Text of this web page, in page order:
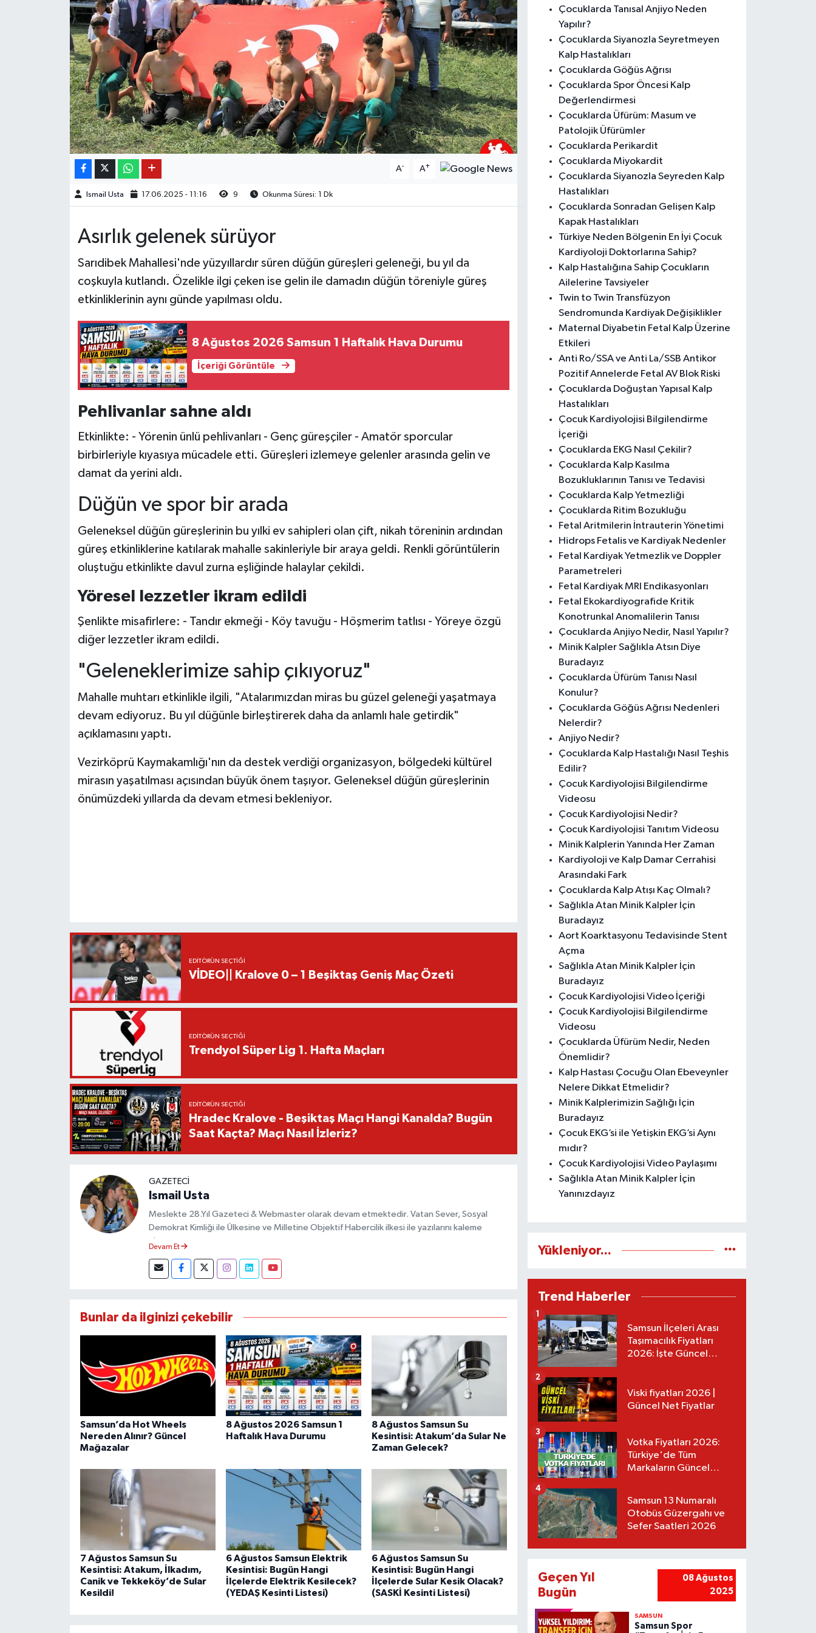
A- A+
Ismail Usta 17.06.2025 - 11:16 9 Okunma Süresi: 1 Dk
Asırlık gelenek sürüyor
Sarıdibek Mahallesi'nde yüzyıllardır süren düğün güreşleri geleneği, bu yıl da
coşkuyla kutlandı. Özelikle ilgi çeken ise gelin ile damadın düğün töreniyle güreş
etkinliklerinin aynı günde yapılması oldu.
8 Ağustos 2026 Samsun 1 Haftalık Hava Durumu
İçeriği Görüntüle
Pehlivanlar sahne aldı
Etkinlikte: - Yörenin ünlü pehlivanları - Genç güreşçiler - Amatör sporcular
birbirleriyle kıyasıya mücadele etti. Güreşleri izlemeye gelenler arasında gelin ve
damat da yerini aldı.
Düğün ve spor bir arada
Geleneksel düğün güreşlerinin bu yılki ev sahipleri olan çift, nikah töreninin ardından
güreş etkinliklerine katılarak mahalle sakinleriyle bir araya geldi. Renkli görüntülerin
oluştuğu etkinlikte davul zurna eşliğinde halaylar çekildi.
Yöresel lezzetler ikram edildi
Şenlikte misafirlere: - Tandır ekmeği - Köy tavuğu - Höşmerim tatlısı - Yöreye özgü
diğer lezzetler ikram edildi.
"Geleneklerimize sahip çıkıyoruz"
Mahalle muhtarı etkinlikle ilgili, "Atalarımızdan miras bu güzel geleneği yaşatmaya
devam ediyoruz. Bu yıl düğünle birleştirerek daha da anlamlı hale getirdik"
açıklamasını yaptı.
Vezirköprü Kaymakamlığı'nın da destek verdiği organizasyon, bölgedeki kültürel
mirasın yaşatılması açısından büyük önem taşıyor. Geleneksel düğün güreşlerinin
önümüzdeki yıllarda da devam etmesi bekleniyor.
EDITÖRÜN SEÇTIĞI
VİDEO|| Kralove 0 – 1 Beşiktaş Geniş Maç Özeti
EDITÖRÜN SEÇTIĞI
Trendyol Süper Lig 1. Hafta Maçları
EDITÖRÜN SEÇTIĞI
Hradec Kralove - Beşiktaş Maçı Hangi Kanalda? Bugün
Saat Kaçta? Maçı Nasıl İzleriz?
GAZETECI
Ismail Usta
Meslekte 28.Yıl Gazeteci & Webmaster olarak devam etmektedir. Vatan Sever, Sosyal
Demokrat Kimliği ile Ülkesine ve Milletine Objektif Habercilik ilkesi ile yazılarını kaleme
almıştır.
Devam Et
Bunlar da ilginizi çekebilir
Samsun’da Hot Wheels
Nereden Alınır? Güncel
Mağazalar
8 Ağustos 2026 Samsun 1
Haftalık Hava Durumu
8 Ağustos Samsun Su
Kesintisi: Atakum’da Sular Ne
Zaman Gelecek?
7 Ağustos Samsun Su
Kesintisi: Atakum, İlkadım,
Canik ve Tekkeköy’de Sular
Kesildi!
6 Ağustos Samsun Elektrik
Kesintisi: Bugün Hangi
İlçelerde Elektrik Kesilecek?
(YEDAŞ Kesinti Listesi)
6 Ağustos Samsun Su
Kesintisi: Bugün Hangi
İlçelerde Sular Kesik Olacak?
(SASKİ Kesinti Listesi)
Çocuklarda Tanısal Anjiyo Neden
Yapılır?
Çocuklarda Siyanozla Seyretmeyen
Kalp Hastalıkları
Çocuklarda Göğüs Ağrısı
Çocuklarda Spor Öncesi Kalp
Değerlendirmesi
Çocuklarda Üfürüm: Masum ve
Patolojik Üfürümler
Çocuklarda Perikardit
Çocuklarda Miyokardit
Çocuklarda Siyanozla Seyreden Kalp
Hastalıkları
Çocuklarda Sonradan Gelişen Kalp
Kapak Hastalıkları
Türkiye Neden Bölgenin En İyi Çocuk
Kardiyoloji Doktorlarına Sahip?
Kalp Hastalığına Sahip Çocukların
Ailelerine Tavsiyeler
Twin to Twin Transfüzyon
Sendromunda Kardiyak Değişiklikler
Maternal Diyabetin Fetal Kalp Üzerine
Etkileri
Anti Ro/SSA ve Anti La/SSB Antikor
Pozitif Annelerde Fetal AV Blok Riski
Çocuklarda Doğuştan Yapısal Kalp
Hastalıkları
Çocuk Kardiyolojisi Bilgilendirme
İçeriği
Çocuklarda EKG Nasıl Çekilir?
Çocuklarda Kalp Kasılma
Bozukluklarının Tanısı ve Tedavisi
Çocuklarda Kalp Yetmezliği
Çocuklarda Ritim Bozukluğu
Fetal Aritmilerin İntrauterin Yönetimi
Hidrops Fetalis ve Kardiyak Nedenler
Fetal Kardiyak Yetmezlik ve Doppler
Parametreleri
Fetal Kardiyak MRI Endikasyonları
Fetal Ekokardiyografide Kritik
Konotrunkal Anomalilerin Tanısı
Çocuklarda Anjiyo Nedir, Nasıl Yapılır?
Minik Kalpler Sağlıkla Atsın Diye
Buradayız
Çocuklarda Üfürüm Tanısı Nasıl
Konulur?
Çocuklarda Göğüs Ağrısı Nedenleri
Nelerdir?
Anjiyo Nedir?
Çocuklarda Kalp Hastalığı Nasıl Teşhis
Edilir?
Çocuk Kardiyolojisi Bilgilendirme
Videosu
Çocuk Kardiyolojisi Nedir?
Çocuk Kardiyolojisi Tanıtım Videosu
Minik Kalplerin Yanında Her Zaman
Kardiyoloji ve Kalp Damar Cerrahisi
Arasındaki Fark
Çocuklarda Kalp Atışı Kaç Olmalı?
Sağlıkla Atan Minik Kalpler İçin
Buradayız
Aort Koarktasyonu Tedavisinde Stent
Açma
Sağlıkla Atan Minik Kalpler İçin
Buradayız
Çocuk Kardiyolojisi Video İçeriği
Çocuk Kardiyolojisi Bilgilendirme
Videosu
Çocuklarda Üfürüm Nedir, Neden
Önemlidir?
Kalp Hastası Çocuğu Olan Ebeveynler
Nelere Dikkat Etmelidir?
Minik Kalplerimizin Sağlığı İçin
Buradayız
Çocuk EKG’si ile Yetişkin EKG’si Aynı
mıdır?
Çocuk Kardiyolojisi Video Paylaşımı
Sağlıkla Atan Minik Kalpler İçin
Yanınızdayız
Yükleniyor...
Trend Haberler
Samsun İlçeleri Arası
Taşımacılık Fiyatları
2026: İşte Güncel
1
Viski fiyatları 2026 |
Güncel Net Fiyatlar
2
Votka Fiyatları 2026:
Türkiye'de Tüm
Markaların Güncel
3
Samsun 13 Numaralı
Otobüs Güzergahı ve
Sefer Saatleri 2026
4
Geçen Yıl
Bugün
08 Ağustos
2025
SAMSUN
Samsun Spor